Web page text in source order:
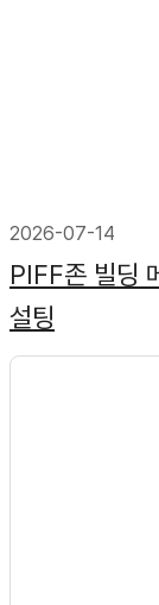
2026-07-14
PIFF존 빌딩
설팅